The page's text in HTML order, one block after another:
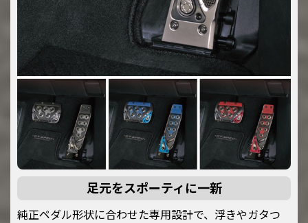
足元をスポーティに一新
純正ペダル形状に合わせた専用設計で、浮きやガタつ